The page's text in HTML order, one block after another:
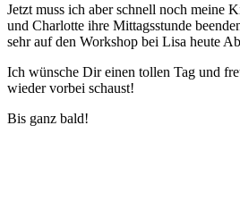
Jetzt muss ich aber schnell noch meine
und Charlotte ihre Mittagsstunde
sehr auf den Workshop bei Lisa heute
Ich wünsche Dir einen tollen Tag und
wieder vorbei schaust!
Bis ganz bald!